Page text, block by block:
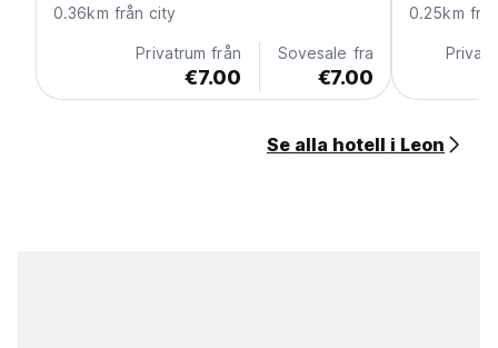
0.36km från city
Privatrum från
€7.00
Sovesale fra
€7.00
0.25km
Se alla hotell i Leon